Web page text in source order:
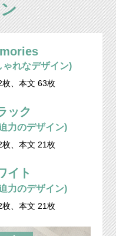
れなデザイン)
、本文 63枚
ック
力のデザイン)
、本文 21枚
イト
力のデザイン)
、本文 21枚